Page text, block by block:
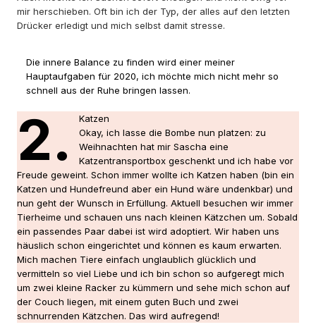
mir herschieben. Oft bin ich der Typ, der alles auf den letzten
Drücker erledigt und mich selbst damit stresse.
Die innere Balance zu finden wird einer meiner
Hauptaufgaben für 2020, ich möchte mich nicht mehr so
schnell aus der Ruhe bringen lassen.
2.
Katzen
Okay, ich lasse die Bombe nun platzen: zu
Weihnachten hat mir Sascha eine
Katzentransportbox geschenkt und ich habe vor
Freude geweint. Schon immer wollte ich Katzen haben (bin ein
Katzen und Hundefreund aber ein Hund wäre undenkbar) und
nun geht der Wunsch in Erfüllung. Aktuell besuchen wir immer
Tierheime und schauen uns nach kleinen Kätzchen um. Sobald
ein passendes Paar dabei ist wird adoptiert. Wir haben uns
häuslich schon eingerichtet und können es kaum erwarten.
Mich machen Tiere einfach unglaublich glücklich und
vermitteln so viel Liebe und ich bin schon so aufgeregt mich
um zwei kleine Racker zu kümmern und sehe mich schon auf
der Couch liegen, mit einem guten Buch und zwei
schnurrenden Kätzchen. Das wird aufregend!